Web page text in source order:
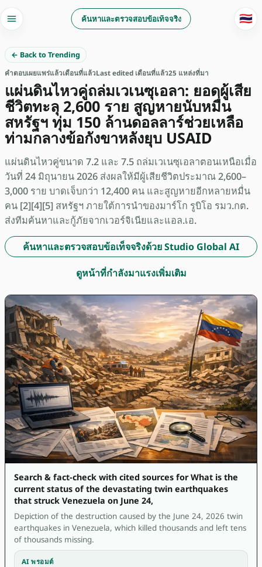
ค้นหาและตรวจสอบข้อเท็จจริง 🇹🇭
← Back to Trending
คำตอบเผยแพร่แล้วเดือนที่แล้วLast edited เดือนที่แล้ว25 แหล่งที่มา
แผ่นดินไหวคู่ถล่มเวเนซุเอลา: ยอดผู้เสีย
ชีวิตทะลุ 2,600 ราย สูญหายนับหมื่น
สหรัฐฯ ทุ่ม 150 ล้านดอลลาร์ช่วยเหลือ
ท่ามกลางข้อกังขาหลังยุบ USAID
แผ่นดินไหวคู่ขนาด 7.2 และ 7.5 ถล่มเวเนซุเอลาตอนเหนือเมื่อ
วันที่ 24 มิถุนายน 2026 ส่งผลให้มีผู้เสียชีวิตประมาณ 2,600–
3,000 ราย บาดเจ็บกว่า 12,400 คน และสูญหายอีกหลายหมื่น
คน [2][4][5] สหรัฐฯ ภายใต้การนำของมาร์โก รูบิโอ รมว.กต.
ส่งทีมค้นหาและกู้ภัยจากเวอร์จิเนียและแอล.เอ.
ค้นหาและตรวจสอบข้อเท็จจริงด้วย Studio Global AI
ดูหน้าที่กำลังมาแรงเพิ่มเติม
Search & fact-check with cited sources for What is the
current status of the devastating twin earthquakes
that struck Venezuela on June 24,
Depiction of the destruction caused by the June 24, 2026 twin
earthquakes in Venezuela, which killed thousands and left tens
of thousands missing.
AI พรอมต์